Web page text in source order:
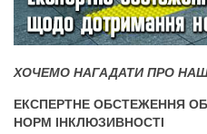
ХОЧЕМО НАГАДАТИ ПРО
ЕКСПЕРТНЕ ОБСТЕЖЕННЯ
НОРМ ІНКЛЮЗИВНОСТІ